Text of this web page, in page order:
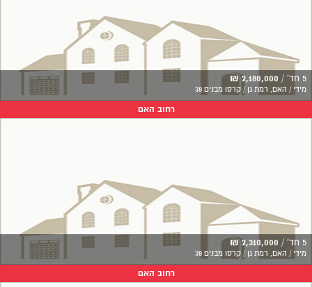
5 חד' / 2,180,000 ₪
מידי / האם, רמת גן / קרסו מבנים 38
רחוב האם
5 חד' / 2,310,000 ₪
מידי / האם, רמת גן / קרסו מבנים 38
רחוב האם